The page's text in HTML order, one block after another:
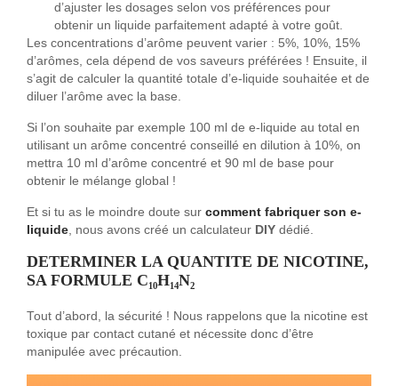
d’ajuster les dosages selon vos préférences pour
obtenir un liquide parfaitement adapté à votre goût.
Les concentrations d’arôme peuvent varier : 5%, 10%, 15%
d’arômes, cela dépend de vos saveurs préférées ! Ensuite, il
s’agit de calculer la quantité totale d’e-liquide souhaitée et de
diluer l’arôme avec la base.
Si l’on souhaite par exemple 100 ml de e-liquide au total en
utilisant un arôme concentré conseillé en dilution à 10%, on
mettra 10 ml d’arôme concentré et 90 ml de base pour
obtenir le mélange global !
Et si tu as le moindre doute sur comment fabriquer son e-
liquide, nous avons créé un calculateur DIY dédié.
DETERMINER LA QUANTITE DE NICOTINE,
SA FORMULE C₁₀H₁₄N₂
Tout d’abord, la sécurité ! Nous rappelons que la nicotine est
toxique par contact cutané et nécessite donc d’être
manipulée avec précaution.